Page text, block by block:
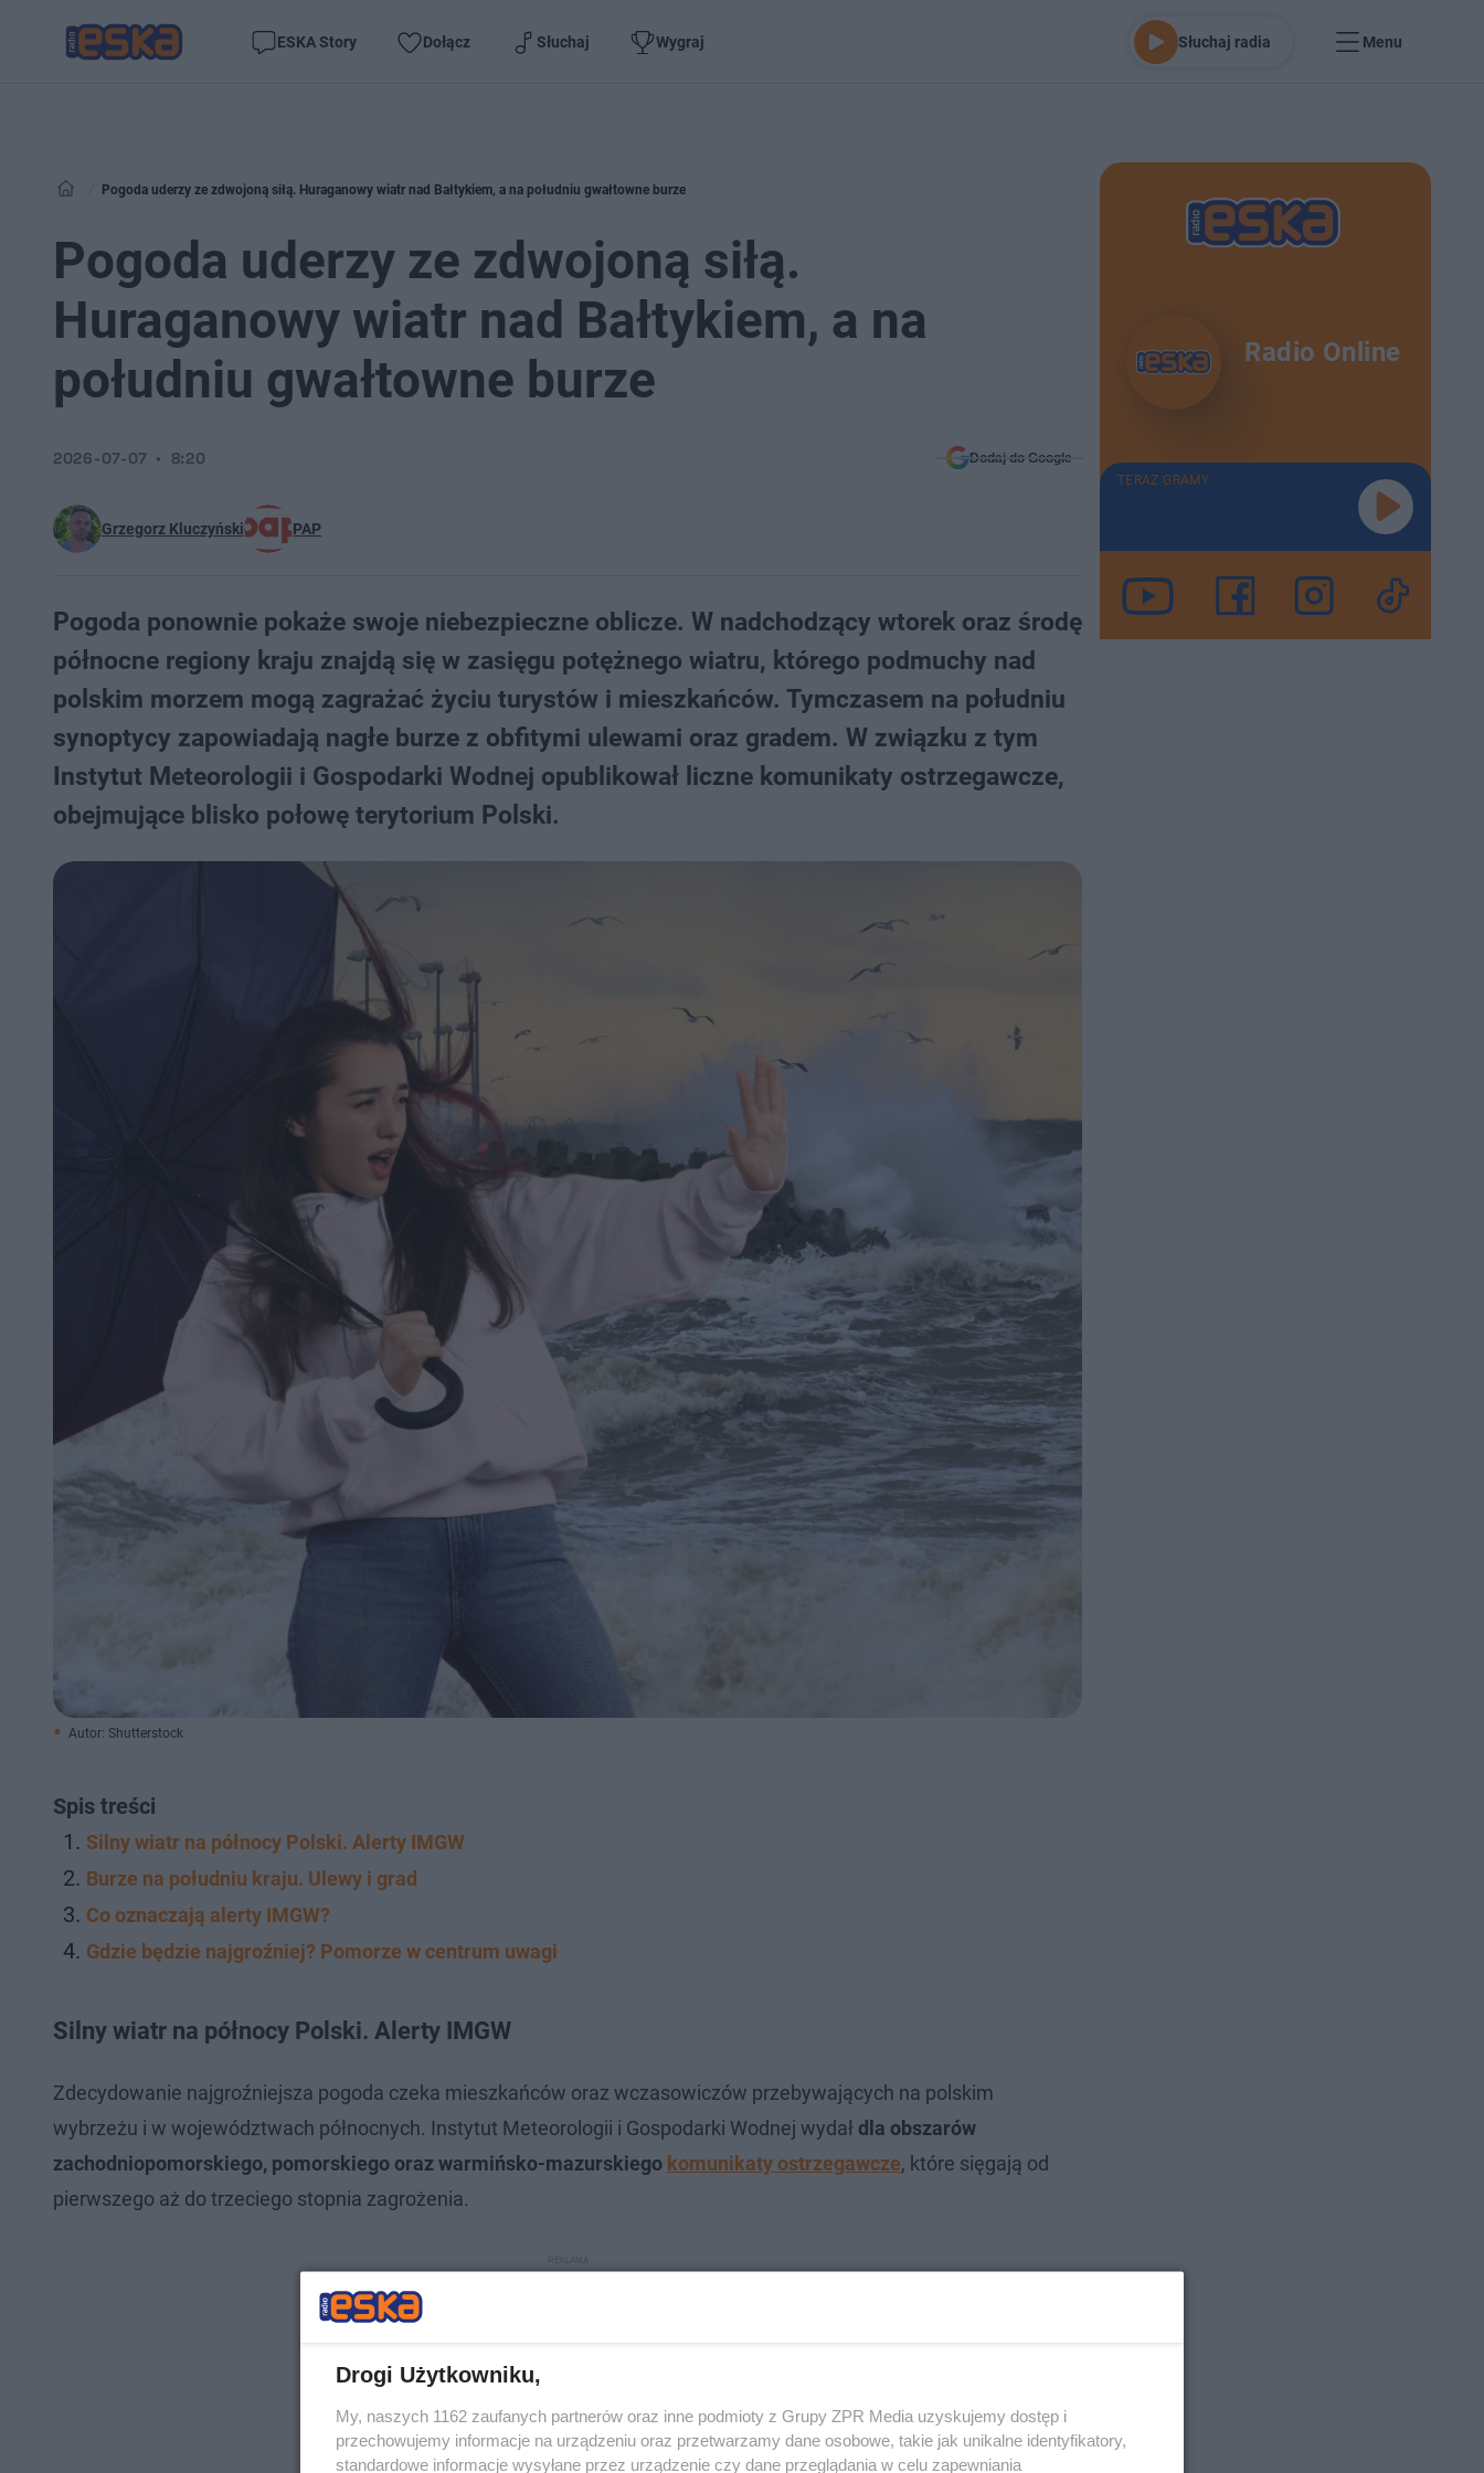
ESKA Story Dołącz Słuchaj Wygraj Słuchaj radia Menu
Pogoda uderzy ze zdwojoną siłą. Huraganowy wiatr nad Bałtykiem, a na południu gwałtowne burze
Pogoda uderzy ze zdwojoną siłą.
Huraganowy wiatr nad Bałtykiem, a na
południu gwałtowne burze
Grzegorz Kluczyński PAP
2026-07-07 8:20 Dodaj do Google
Pogoda ponownie pokaże swoje niebezpieczne oblicze. W nadchodzący wtorek oraz środę
północne regiony kraju znajdą się w zasięgu potężnego wiatru, którego podmuchy nad
polskim morzem mogą zagrażać życiu turystów i mieszkańców. Tymczasem na południu
synoptycy zapowiadają nagłe burze z obfitymi ulewami oraz gradem. W związku z tym
Instytut Meteorologii i Gospodarki Wodnej opublikował liczne komunikaty ostrzegawcze,
obejmujące blisko połowę terytorium Polski.
Autor: Shutterstock
Spis treści
Silny wiatr na północy Polski. Alerty IMGW
Burze na południu kraju. Ulewy i grad
Co oznaczają alerty IMGW?
Gdzie będzie najgroźniej? Pomorze w centrum uwagi
Silny wiatr na północy Polski. Alerty IMGW
Zdecydowanie najgroźniejsza pogoda czeka mieszkańców oraz wczasowiczów przebywających na polskim
wybrzeżu i w województwach północnych. Instytut Meteorologii i Gospodarki Wodnej wydał dla obszarów
zachodniopomorskiego, pomorskiego oraz warmińsko-mazurskiego komunikaty ostrzegawcze, które sięgają od
pierwszego aż do trzeciego stopnia zagrożenia.
Radio Online
TERAZ GRAMY
Drogi Użytkowniku,
My, naszych 1162 zaufanych partnerów oraz inne podmioty z Grupy ZPR Media uzyskujemy dostęp i
przechowujemy informacje na urządzeniu oraz przetwarzamy dane osobowe, takie jak unikalne identyfikatory,
standardowe informacje wysyłane przez urządzenie czy dane przeglądania w celu zapewniania